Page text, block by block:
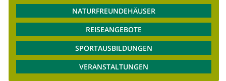
NATURFREUNDEHÄUSER
REISEANGEBOTE
SPORTAUSBILDUNGEN
VERANSTALTUNGEN